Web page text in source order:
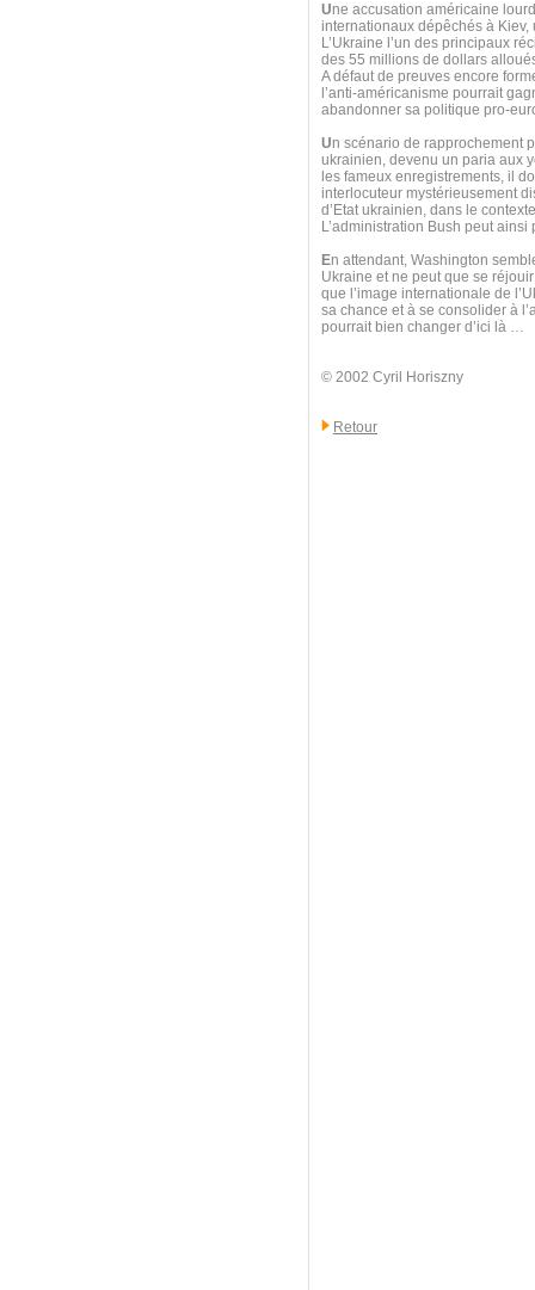
Une accusation américaine
internationaux dépêchés à
L’Ukraine l’un des principaux
des 55 millions de dollars
A défaut de preuves encore
l’anti-américanisme pourrait
abandonner sa politique pro-
Un scénario de rapprochement
ukrainien, devenu un paria aux
les fameux enregistrements, il
interlocuteur mystérieusement
d’Etat ukrainien, dans le
L’administration Bush peut
En attendant, Washington
Ukraine et ne peut que se
que l’image internationale de
sa chance et à se consolider à
pourrait bien changer d’ici là …
© 2002 Cyril Horiszny
Retour